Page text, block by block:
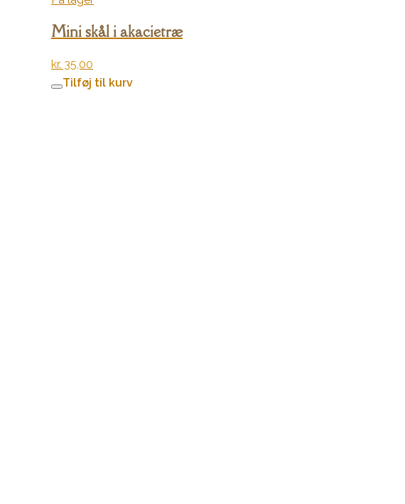
Mini skål i akacietræ
kr. 35,00
Tilføj til kurv